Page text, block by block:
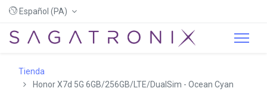
Español (PA)
Tienda
Honor X7d 5G 6GB/256GB/LTE/DualSim - Ocean Cyan